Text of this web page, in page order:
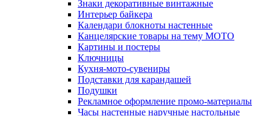
Знаки декоративные винтажные
Интерьер байкера
Календари блокноты настенные
Канцелярские товары на тему МОТО
Картины и постеры
Ключницы
Кухня-мото-сувениры
Подставки для карандашей
Подушки
Рекламное оформление промо-материалы
Часы настенные наручные настольные